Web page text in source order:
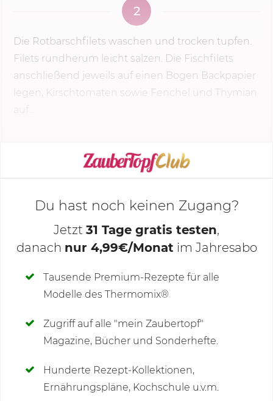
2
Die Rotbarschfilets waschen und trocken tupfen.
Filets rundherum leicht salzen. Die Fischfilets
anschließend jeweils auf einen Bogen Backpapier
legen, Kirschtomaten sowie Fenchel und Thymian
KOCHMODUS STARTEN
Deine Notizen
Du hast noch keinen Zugang?
Jetzt 31 Tage gratis testen,
danach nur 4,99€/Monat im Jahresabo
Tausende Premium-Rezepte für alle
Modelle des Thermomix®
Zugriff auf alle "mein Zaubertopf"
Magazine, Bücher und Sonderhefte.
Hunderte Rezept-Kollektionen,
Ernährungspläne, Kochschule u.v.m.
Kommentare(1)